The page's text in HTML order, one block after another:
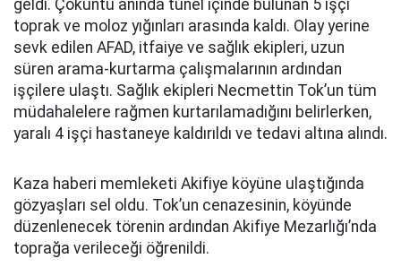
geldi. Çöküntü anında tünel içinde bulunan 5 işçi
toprak ve moloz yığınları arasında kaldı. Olay yerine
sevk edilen AFAD, itfaiye ve sağlık ekipleri, uzun
süren arama-kurtarma çalışmalarının ardından
işçilere ulaştı. Sağlık ekipleri Necmettin Tok’un tüm
müdahalelere rağmen kurtarılamadığını belirlerken,
yaralı 4 işçi hastaneye kaldırıldı ve tedavi altına alındı.
Kaza haberi memleketi Akifiye köyüne ulaştığında
gözyaşları sel oldu. Tok’un cenazesinin, köyünde
düzenlenecek törenin ardından Akifiye Mezarlığı’nda
toprağa verileceği öğrenildi.